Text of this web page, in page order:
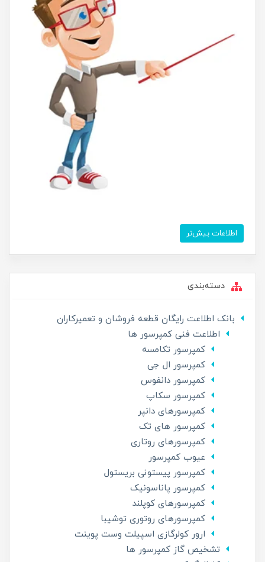
اطلاعات بیش‌تر
دسته‌بندی
بانک اطلاعت رایگان قطعه فروشان و تعمیرکاران
اطلاعت فنی کمپرسور ها
کمپرسور تکامسه
کمپرسور ال جی
کمپرسور دانفوس
کمپرسور سکاپ
کمپرسورهای دانپر
کمپرسور های تک
کمپرسورهای روتاری
عیوب کمپرسور
کمپرسور پیستونی بریستول
کمپرسور پاناسونیک
کمپرسورهای کوپلند
کمپرسورهای روتوری توشیبا
ارور کولرگازی اسپیلت وست پوینت
تشخیص گاز کمپرسور ها